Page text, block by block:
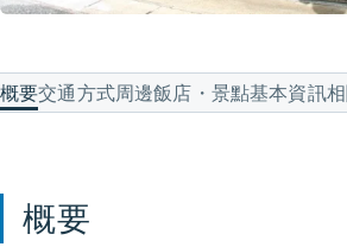
概要交通方式周邊飯店・景點基本資訊
概要